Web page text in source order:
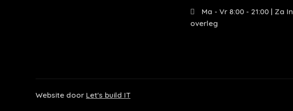
Ma - Vr 8:00 - 21:00 | Za In
overleg
Website door Let's build IT